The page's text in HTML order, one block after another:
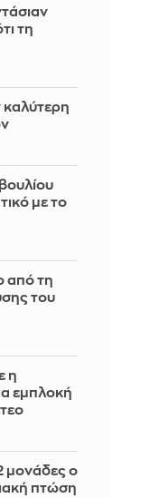
τη
καλύτερη
με το
από τη
του
η
εμπλοκή
μονάδες ο
πτώση